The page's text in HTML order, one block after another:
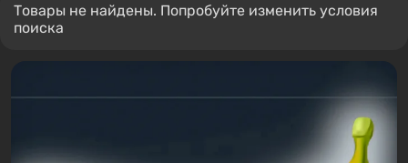
Товары не найдены. Попробуйте изменить условия
поиска